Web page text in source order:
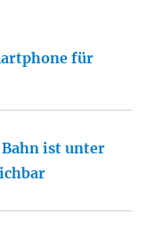
für
ist unter